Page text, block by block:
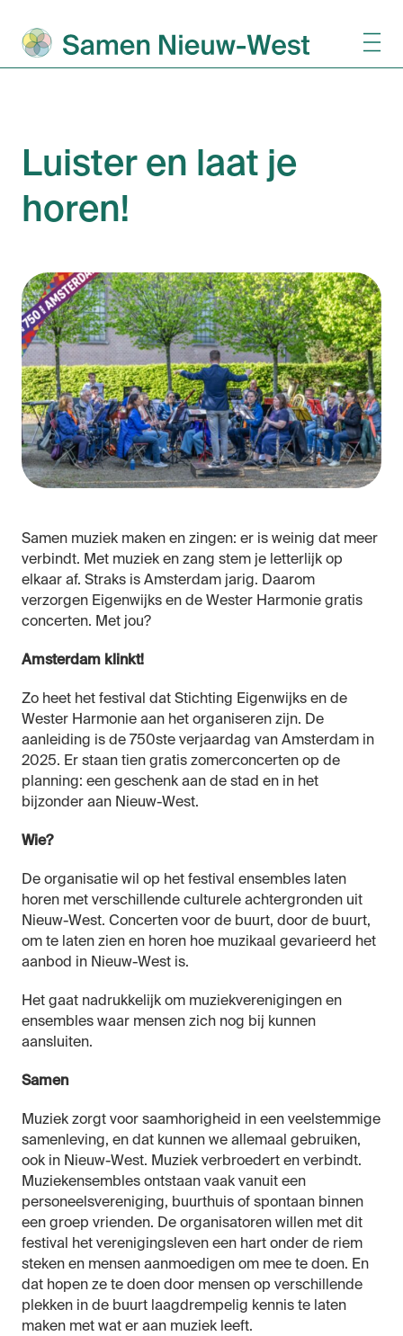
Luister en laat je
horen!
Samen muziek maken en zingen: er is weinig dat meer
verbindt. Met muziek en zang stem je letterlijk op
elkaar af. Straks is Amsterdam jarig. Daarom
verzorgen Eigenwijks en de Wester Harmonie gratis
concerten. Met jou?
Amsterdam klinkt!
Zo heet het festival dat Stichting Eigenwijks en de
Wester Harmonie aan het organiseren zijn. De
aanleiding is de 750ste verjaardag van Amsterdam in
2025. Er staan tien gratis zomerconcerten op de
planning: een geschenk aan de stad en in het
bijzonder aan Nieuw-West.
Wie?
De organisatie wil op het festival ensembles laten
horen met verschillende culturele achtergronden uit
Nieuw-West. Concerten voor de buurt, door de buurt,
om te laten zien en horen hoe muzikaal gevarieerd het
aanbod in Nieuw-West is.
Het gaat nadrukkelijk om muziekverenigingen en
ensembles waar mensen zich nog bij kunnen
aansluiten.
Samen
Muziek zorgt voor saamhorigheid in een veelstemmige
samenleving, en dat kunnen we allemaal gebruiken,
ook in Nieuw-West. Muziek verbroedert en verbindt.
Muziekensembles ontstaan vaak vanuit een
personeelsvereniging, buurthuis of spontaan binnen
een groep vrienden. De organisatoren willen met dit
festival het verenigingsleven een hart onder de riem
steken en mensen aanmoedigen om mee te doen. En
dat hopen ze te doen door mensen op verschillende
plekken in de buurt laagdrempelig kennis te laten
maken met wat er aan muziek leeft.